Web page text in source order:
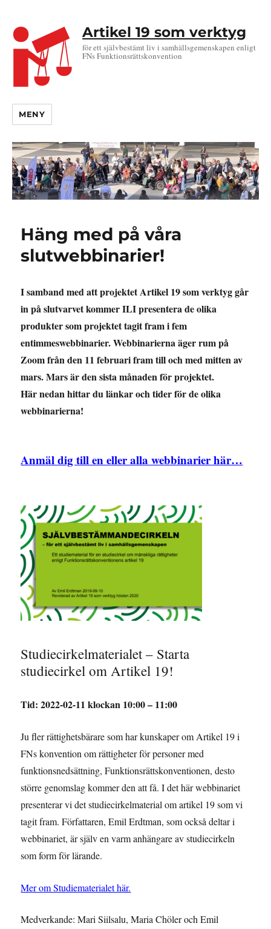
Artikel 19 som verktyg
för ett självbestämt liv i samhällsgemenskapen enligt
FNs Funktionsrättskonvention
MENY
Häng med på våra
slutwebbinarier!
I samband med att projektet Artikel 19 som verktyg går
in på slutvarvet kommer ILI presentera de olika
produkter som projektet tagit fram i fem
entimmeswebbinarier. Webbinarierna äger rum på
Zoom från den 11 februari fram till och med mitten av
mars. Mars är den sista månaden för projektet.
Här nedan hittar du länkar och tider för de olika
webbinarierna!
Anmäl dig till en eller alla webbinarier här…
Studiecirkelmaterialet – Starta
studiecirkel om Artikel 19!
Tid: 2022-02-11 klockan 10:00 – 11:00
Ju fler rättighetsbärare som har kunskaper om Artikel 19 i
FNs konvention om rättigheter för personer med
funktionsnedsättning, Funktionsrättskonventionen, desto
större genomslag kommer den att få. I det här webbinariet
presenterar vi det studiecirkelmaterial om artikel 19 som vi
tagit fram. Författaren, Emil Erdtman, som också deltar i
webbinariet, är själv en varm anhängare av studiecirkeln
som form för lärande.
Mer om Studiematerialet här.
Medverkande: Mari Siilsalu, Maria Chöler och Emil